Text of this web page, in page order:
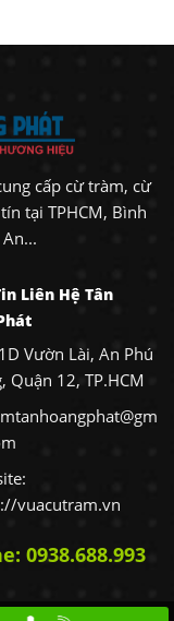
cấp cừ tràm, cừ
tại TPHCM, Bình
Liên Hệ Tân
Vườn Lài, An Phú
Quận 12, TP.HCM
vuacutram.vn
0938.688.993